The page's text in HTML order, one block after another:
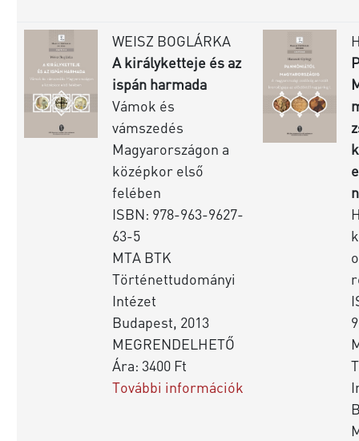
WEISZ BOGLÁRKA
A királyketteje és az
ispán harmada
Vámok és
vámszedés
Magyarországon a
középkor első
felében
ISBN: 978-963-9627-
63-5
MTA BTK
Történettudományi
Intézet
Budapest, 2013
MEGRENDELHETŐ
Ára: 3400 Ft
További információk